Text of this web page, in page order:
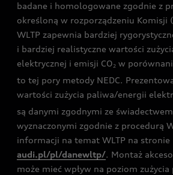
badane i homologowane zgodnie z
określoną w rozporządzeniu Komisji
WLTP zapewnia bardziej
i bardziej realistyczne wartości
elektrycznej i emisji CO2 w
to tej pory metody NEDC.
wartości zużycia paliwa/energii
są danymi zgodnymi ze
wyznaczonymi zgodnie z procedurą
informacji na temat WLTP na stronie
audi.pl/pl/danewltp/. Montaż
może mieć wpływ na poziom